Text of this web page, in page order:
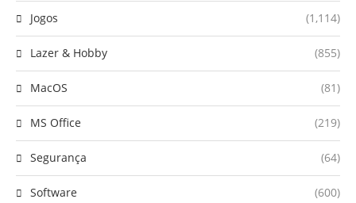
Jogos (1,114)
Lazer & Hobby (855)
MacOS (81)
MS Office (219)
Segurança (64)
Software (600)